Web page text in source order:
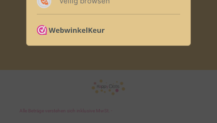
Alle Beträge verstehen sich inklusive MwSt. -